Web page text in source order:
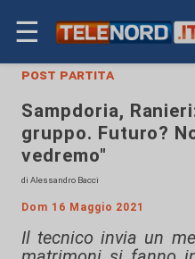
☰
post partita
Sampdoria,
gruppo. Futuro?
vedremo"
di Alessandro Bacci
Dom 16 Maggio 2021
Il tecnico invia un